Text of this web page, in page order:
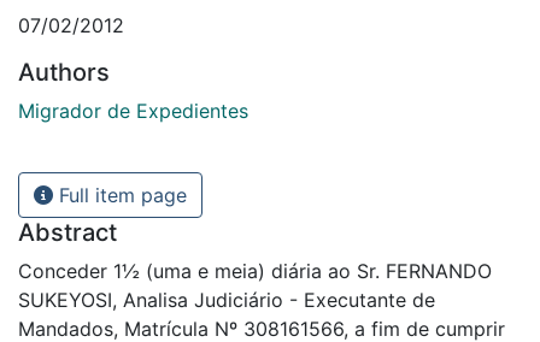
07/02/2012
Authors
Migrador de Expedientes
Full item page
Abstract
Conceder 1½ (uma e meia) diária ao Sr. FERNANDO
SUKEYOSI, Analisa Judiciário - Executante de
Mandados, Matrícula Nº 308161566, a fim de cumprir